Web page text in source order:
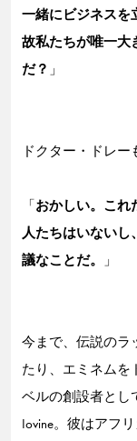
一緒にビジネスを
故私たちが唯一大
だ？ 」
ドクター・ドレー
「おかしい。これ
人たちはいないし
議なことだ。 」
今まで、伝説のラ
たり、エミネムを
ベルの創設者とし
Iovine。彼はアフ